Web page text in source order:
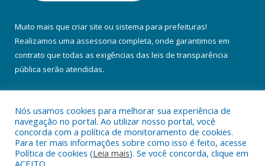
Muito mais que criar site ou sistema para prefeituras!
Realizamos uma assessoria completa, onde garantimos em
contrato que todas as exigências das leis de transparência
pública serão atendidas.
Todos os direitos reservados a Prefeitura Municipal de Colares.
Nós usamos cookies para melhorar sua experiência de
navegação no portal. Ao utilizar nosso portal, você
concorda com a política de monitoramento de cookies.
Para ter mais informações sobre como isso é feito, acesse
Política de cookies (Leia mais). Se você concorda, clique em
ACEITO.